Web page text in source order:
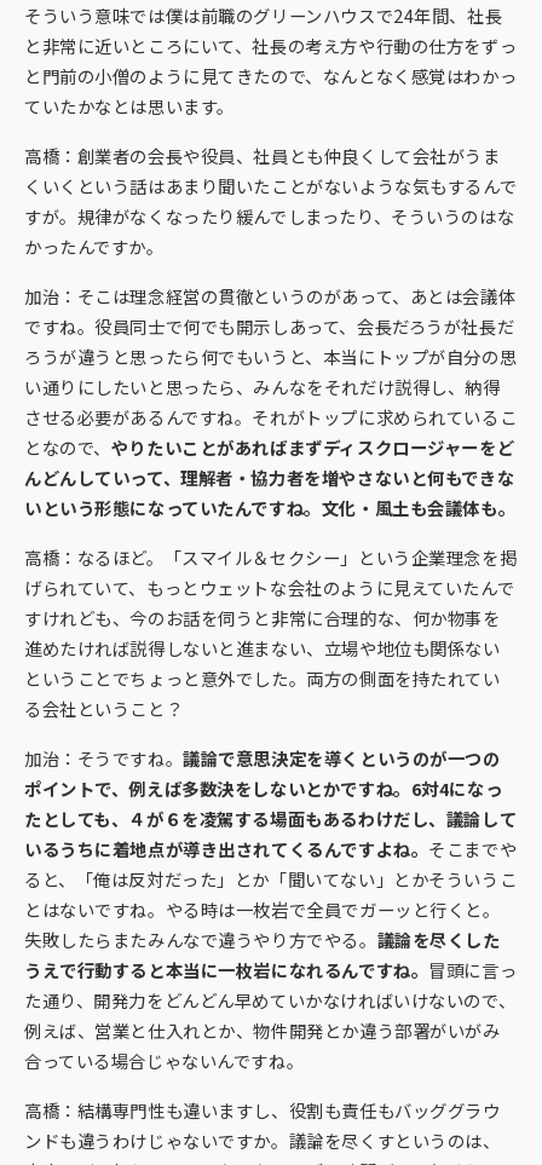
そういう意味では僕は前職のグリーンハウスで24年間、社長
と非常に近いところにいて、社長の考え方や行動の仕方をずっ
と門前の小僧のように見てきたので、なんとなく感覚はわかっ
ていたかなとは思います。
高橋：創業者の会長や役員、社員とも仲良くして会社がうま
くいくという話はあまり聞いたことがないような気もするんで
すが。規律がなくなったり緩んでしまったり、そういうのはな
かったんですか。
加治：そこは理念経営の貫徹というのがあって、あとは会議体
ですね。役員同士で何でも開示しあって、会長だろうが社長だ
ろうが違うと思ったら何でもいうと、本当にトップが自分の思
い通りにしたいと思ったら、みんなをそれだけ説得し、納得
させる必要があるんですね。それがトップに求められているこ
となので、 やりたいことがあればまずディスクロージャーをど
んどんしていって、理解者・協力者を増やさないと何もできな
いという形態になっていたんですね。文化・風土も会議体も。
高橋：なるほど。「スマイル＆セクシー」という企業理念を掲
げられていて、もっとウェットな会社のように見えていたんで
すけれども、今のお話を伺うと非常に合理的な、何か物事を
進めたければ説得しないと進まない、立場や地位も関係ない
ということでちょっと意外でした。両方の側面を持たれてい
る会社ということ？
加治：そうですね。議論で意思決定を導くというのが一つの
ポイントで、例えば多数決をしないとかですね。6対4になっ
たとしても、４が６を凌駕する場面もあるわけだし、議論して
いるうちに着地点が導き出されてくるんですよね。 そこまでや
ると、「俺は反対だった」とか「聞いてない」とかそういうこ
とはないですね。やる時は一枚岩で全員でガーッと行くと。
失敗したらまたみんなで違うやり方でやる。 議論を尽くした
うえで行動すると本当に一枚岩になれるんですね。 冒頭に言っ
た通り、開発力をどんどん早めていかなければいけないので、
例えば、営業と仕入れとか、物件開発とか違う部署がいがみ
合っている場合じゃないんですね。
高橋：結構専門性も違いますし、役割も責任もバッググラウ
ンドも違うわけじゃないですか。議論を尽くすというのは、